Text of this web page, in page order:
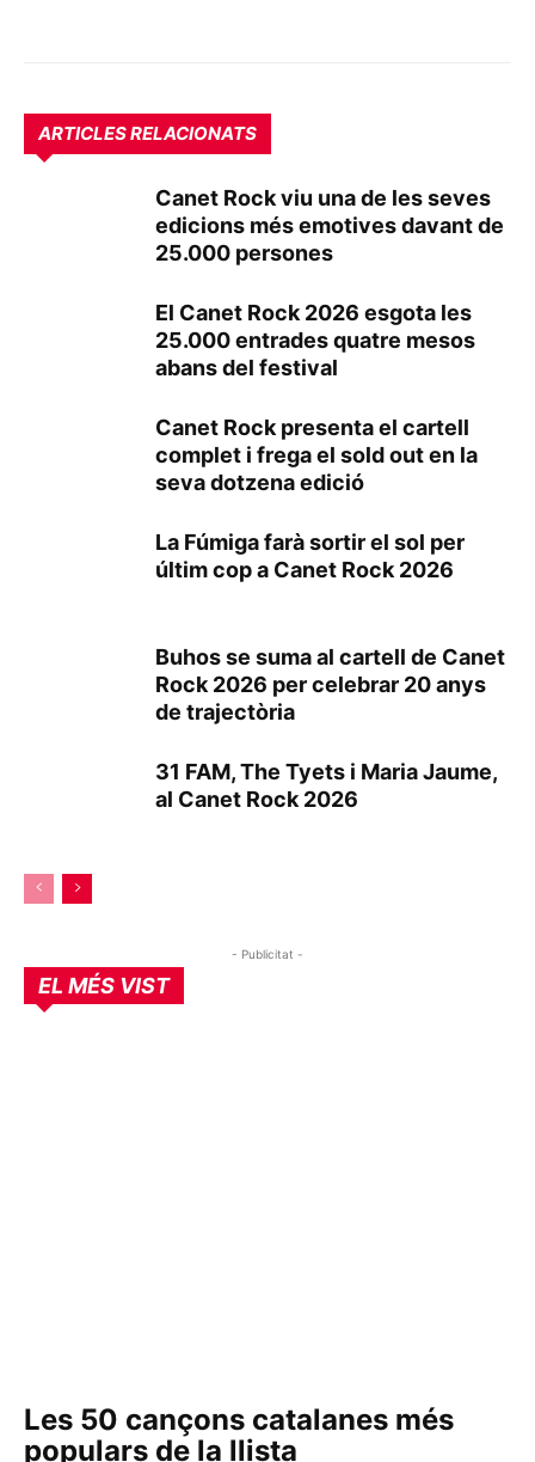
ARTICLES RELACIONATS
Canet Rock viu una de les seves
edicions més emotives davant de
25.000 persones
El Canet Rock 2026 esgota les
25.000 entrades quatre mesos
abans del festival
Canet Rock presenta el cartell
complet i frega el sold out en la
seva dotzena edició
La Fúmiga farà sortir el sol per
últim cop a Canet Rock 2026
Buhos se suma al cartell de Canet
Rock 2026 per celebrar 20 anys
de trajectòria
31 FAM, The Tyets i Maria Jaume,
al Canet Rock 2026
- Publicitat -
EL MÉS VIST
Les 50 cançons catalanes més
populars de la llista